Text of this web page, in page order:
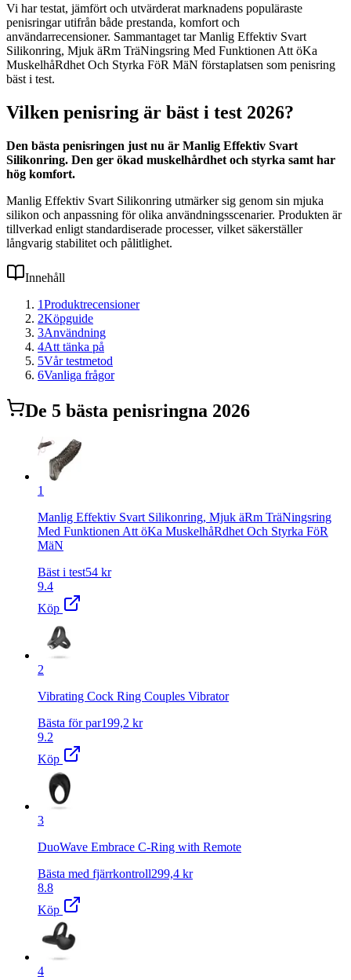
Vi har testat, jämfört och utvärderat marknadens populäraste
penisringar utifrån både prestanda, komfort och
användarrecensioner. Sammantaget tar Manlig Effektiv Svart
Silikonring, Mjuk äRm TräNingsring Med Funktionen Att öKa
MuskelhåRdhet Och Styrka FöR MäN förstaplatsen som penisring
bäst i test.
Vilken penisring är bäst i test 2026?
Den bästa penisringen just nu är Manlig Effektiv Svart
Silikonring. Den ger ökad muskelhårdhet och styrka samt har
hög komfort.
Manlig Effektiv Svart Silikonring utmärker sig genom sin mjuka
silikon och anpassning för olika användningsscenarier. Produkten är
tillverkad enligt standardiserade processer, vilket säkerställer
långvarig stabilitet och pålitlighet.
Innehåll
1Produktrecensioner
2Köpguide
3Användning
4Att tänka på
5Vår testmetod
6Vanliga frågor
De 5 bästa penisringna 2026
1
Manlig Effektiv Svart Silikonring, Mjuk äRm TräNingsring
Med Funktionen Att öKa MuskelhåRdhet Och Styrka FöR
MäN
Bäst i test54 kr
9.4
Köp
2
Vibrating Cock Ring Couples Vibrator
Bästa för par199,2 kr
9.2
Köp
3
DuoWave Embrace C-Ring with Remote
Bästa med fjärrkontroll299,4 kr
8.8
Köp
4